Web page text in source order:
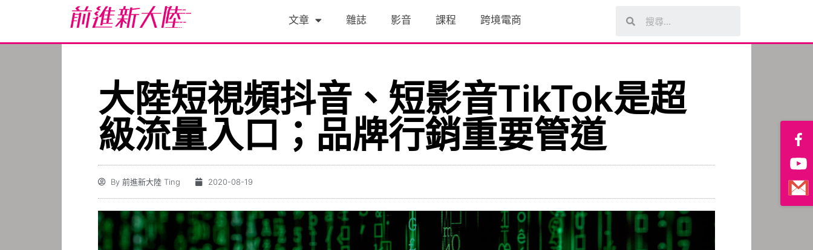
文章 雜誌 影音 課程 跨境電商
大陸短視頻抖音、短影音TikTok是超
級流量入口；品牌行銷重要管道
By 前進新大陸 Ting 2020-08-19